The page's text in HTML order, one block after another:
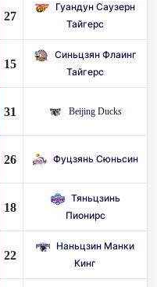
27
Гуандун Саузерн
Тайгерс
15
Синьцзян Флаинг
Тайгерс
31 Beijing Ducks
26 Фуцзянь Сюньсин
18
Тяньцзинь
Пионирс
22
Наньцзин Манки
Кинг